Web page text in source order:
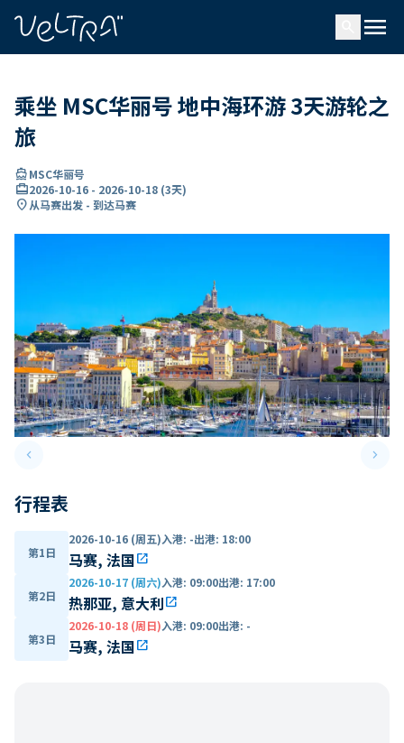
menu
乘坐 MSC华丽号 地中海环游 3天游轮之
旅
directions_boatMSC华丽号
card_travel2026-10-16 - 2026-10-18 (3天)
location_on从马赛出发 - 到达马赛
keyboard_arrow_leftPrevious slide keyboard_arrow_right
行程表
第1日
2026-10-16 (周五)入港: -出港: 18:00
马赛, 法国open_in_new
第2日
2026-10-17 (周六)入港: 09:00出港: 17:00
热那亚, 意大利open_in_new
第3日
2026-10-18 (周日)入港: 09:00出港: -
马赛, 法国open_in_new